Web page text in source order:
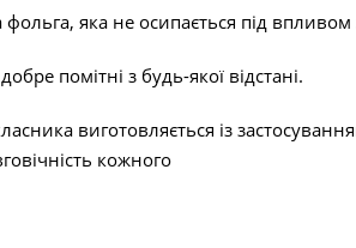
фольга, яка не осипається під
помітні з будь-якої відстані.
виготовляється із
кожного